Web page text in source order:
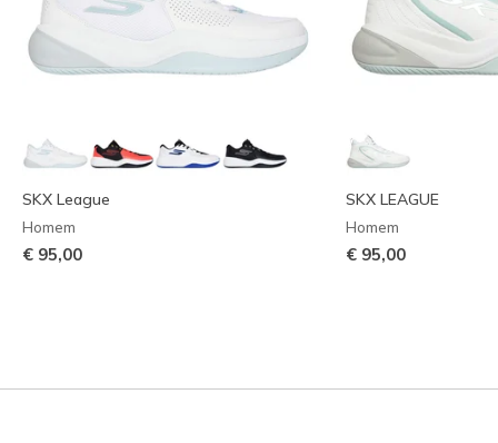
SKX League
Homem
€ 95,00
SKX LEAGUE
Homem
€ 95,00